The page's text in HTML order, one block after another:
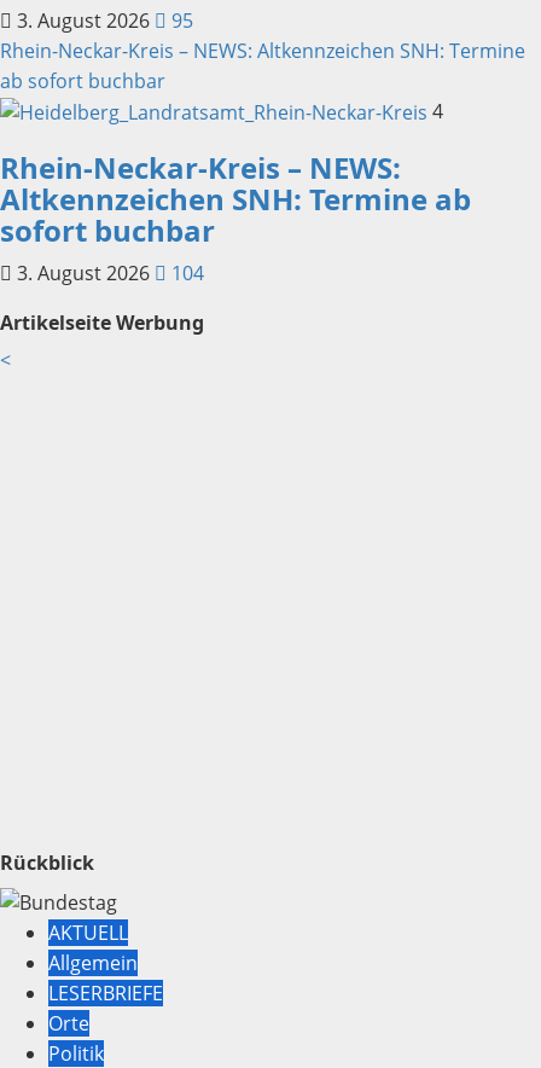
3. August 2026
95
Rhein-Neckar-Kreis – NEWS: Altkennzeichen SNH: Termine
ab sofort buchbar
4
Rhein-Neckar-Kreis – NEWS:
Altkennzeichen SNH: Termine ab
sofort buchbar
3. August 2026
104
Artikelseite Werbung
<
Rückblick
AKTUELL
Allgemein
LESERBRIEFE
Orte
Politik